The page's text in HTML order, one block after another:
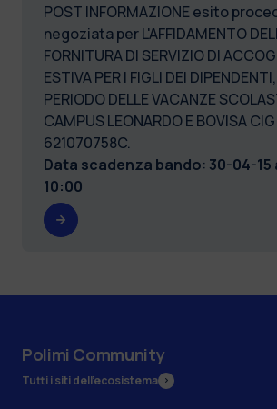
POST INFORMAZIONE esito
negoziata per L'AFFIDAMENTO
FORNITURA DI SERVIZIO DI
ESTIVA PER I FIGLI DEI
PERIODO DELLE VACANZE
CAMPUS LEONARDO E BOVISA CIG
621070758C.
Data scadenza bando: 30-04-15
10:00
Polimi Community
Tutti i siti dell’ecosistema